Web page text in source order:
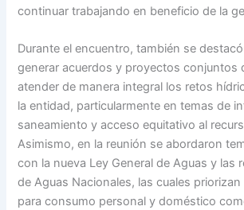
continuar trabajando en beneficio de la
Durante el encuentro, también se
generar acuerdos y proyectos conjuntos
atender de manera integral los retos
la entidad, particularmente en temas de
saneamiento y acceso equitativo al
Asimismo, en la reunión se abordaron
con la nueva Ley General de Aguas y las
de Aguas Nacionales, las cuales priorizan
para consumo personal y doméstico